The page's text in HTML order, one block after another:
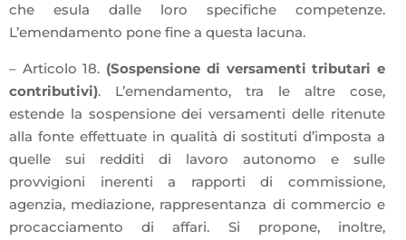
che esula dalle loro specifiche competenze.
L’emendamento pone fine a questa lacuna.
– Articolo 18. (Sospensione di versamenti tributari e
contributivi). L’emendamento, tra le altre cose,
estende la sospensione dei versamenti delle ritenute
alla fonte effettuate in qualità di sostituti d’imposta a
quelle sui redditi di lavoro autonomo e sulle
provvigioni inerenti a rapporti di commissione,
agenzia, mediazione, rappresentanza di commercio e
procacciamento di affari. Si propone, inoltre,